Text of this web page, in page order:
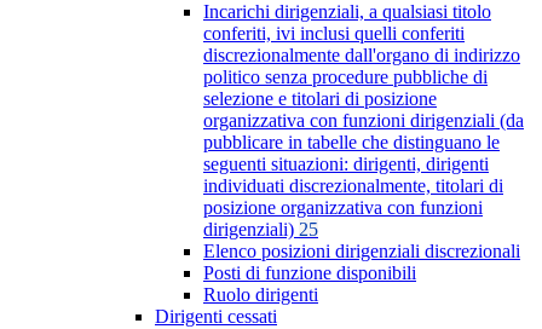
Incarichi dirigenziali, a qualsiasi titolo
conferiti, ivi inclusi quelli conferiti
discrezionalmente dall'organo di indirizzo
politico senza procedure pubbliche di
selezione e titolari di posizione
organizzativa con funzioni dirigenziali (da
pubblicare in tabelle che distinguano le
seguenti situazioni: dirigenti, dirigenti
individuati discrezionalmente, titolari di
posizione organizzativa con funzioni
dirigenziali) 25
Elenco posizioni dirigenziali discrezionali
Posti di funzione disponibili
Ruolo dirigenti
Dirigenti cessati